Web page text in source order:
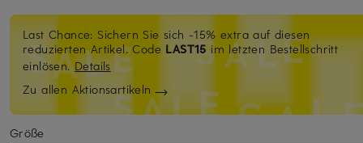
Last Chance: Sichern Sie sich -15% extra auf diesen
reduzierten Artikel. Code LAST15im letzten Bestellschritt
einlösen.Details
Zu allen Aktionsartikeln
Größe